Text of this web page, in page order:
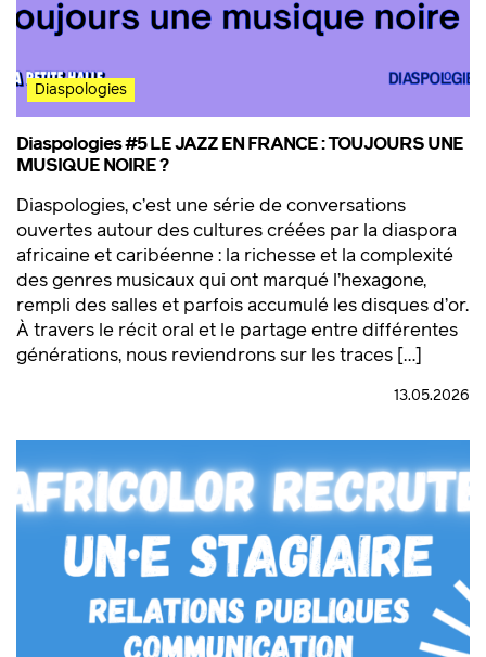
Diaspologies
Diaspologies #5 LE JAZZ EN FRANCE : TOUJOURS UNE
MUSIQUE NOIRE ?
Diaspologies, c’est une série de conversations
ouvertes autour des cultures créées par la diaspora
africaine et caribéenne : la richesse et la complexité
des genres musicaux qui ont marqué l’hexagone,
rempli des salles et parfois accumulé les disques d’or.
À travers le récit oral et le partage entre différentes
générations, nous reviendrons sur les traces […]
13.05.2026